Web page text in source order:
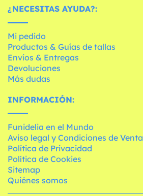
¿NECESITAS AYUDA?:
Mi pedido
Productos & Guías de tallas
Envíos & Entregas
Devoluciones
Más dudas
INFORMACIÓN:
Funidelia en el Mundo
Aviso legal y Condiciones de Venta
Política de Privacidad
Política de Cookies
Sitemap
Quiénes somos